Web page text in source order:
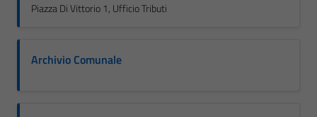
Piazza Di Vittorio 1, Ufficio Tributi
Archivio Comunale